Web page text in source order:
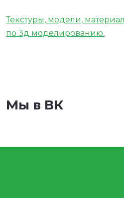
Текстуры, модели,
по 3д моделированию.
Мы в ВК